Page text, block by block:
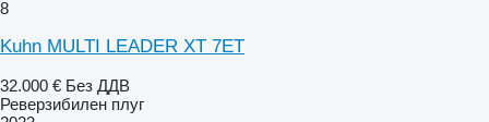
8
Kuhn MULTI LEADER XT 7ET
32.000 € Без ДДВ
Реверзибилен плуг